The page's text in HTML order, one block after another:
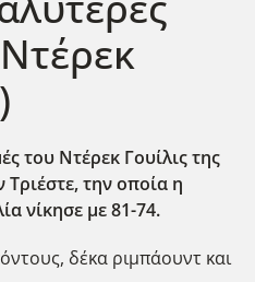
του Ντέρεκ Γουίλις της
Τριέστε, την οποία η
νίκησε με 81-74.
δέκα ριμπάουντ και